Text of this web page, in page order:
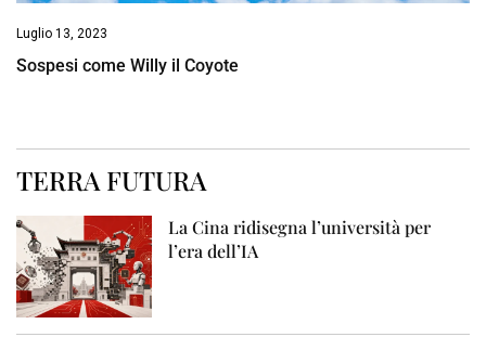
Luglio 13, 2023
Sospesi come Willy il Coyote
TERRA FUTURA
La Cina ridisegna l’università per
l’era dell’IA